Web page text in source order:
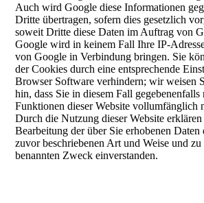
Auch wird Google diese Informationen
Dritte übertragen, sofern dies gesetzlich
soweit Dritte diese Daten im Auftrag von
Google wird in keinem Fall Ihre IP-
von Google in Verbindung bringen. Sie
der Cookies durch eine entsprechende
Browser Software verhindern; wir weisen
hin, dass Sie in diesem Fall
Funktionen dieser Website vollumfänglich
Durch die Nutzung dieser Website
Bearbeitung der über Sie erhobenen
zuvor beschriebenen Art und Weise und
benannten Zweck einverstanden.